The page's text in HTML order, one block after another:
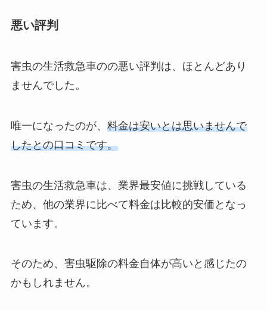
悪い評判
害虫の生活救急車のの悪い評判は、ほとんどあり
ませんでした。
唯一になったのが、 料金は安いとは思いませんで
したとの口コミです。
害虫の生活救急車は、業界最安値に挑戦している
ため、他の業界に比べて料金は比較的安価となっ
ています。
そのため、害虫駆除の料金自体が高いと感じたの
かもしれません。